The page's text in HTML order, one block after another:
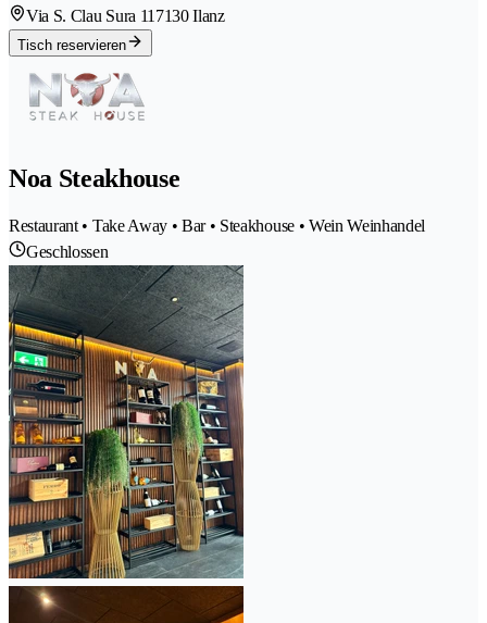
Via S. Clau Sura 11 7130 Ilanz
Tisch reservieren
Noa Steakhouse
Restaurant • Take Away • Bar • Steakhouse • Wein Weinhandel
Geschlossen